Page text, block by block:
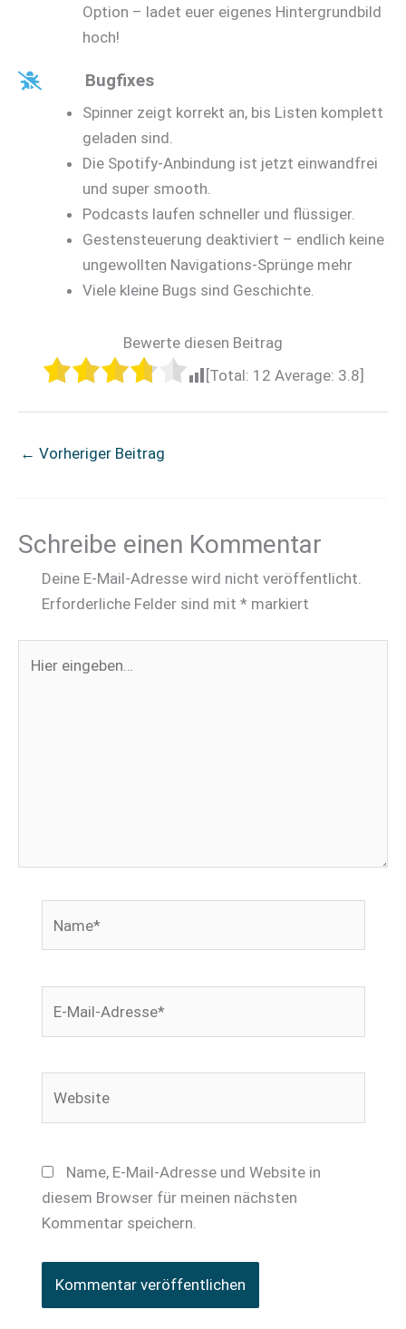
Option – ladet euer eigenes Hintergrundbild
hoch!
Bugfixes
Spinner zeigt korrekt an, bis Listen komplett
geladen sind.
Die Spotify-Anbindung ist jetzt einwandfrei
und super smooth.
Podcasts laufen schneller und flüssiger.
Gestensteuerung deaktiviert – endlich keine
ungewollten Navigations-Sprünge mehr
Viele kleine Bugs sind Geschichte.
Bewerte diesen Beitrag
[Total: 12 Average: 3.8]
← Vorheriger Beitrag
Schreibe einen Kommentar
Deine E-Mail-Adresse wird nicht veröffentlicht.
Erforderliche Felder sind mit * markiert
eingeben…
Name, E-Mail-Adresse und Website in
diesem Browser für meinen nächsten
Kommentar speichern.